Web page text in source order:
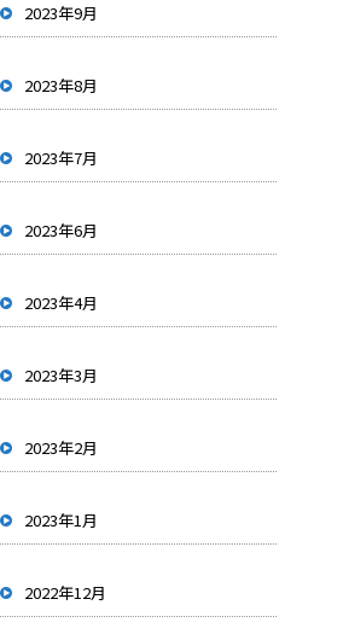
2023年9月
2023年8月
2023年7月
2023年6月
2023年4月
2023年3月
2023年2月
2023年1月
2022年12月